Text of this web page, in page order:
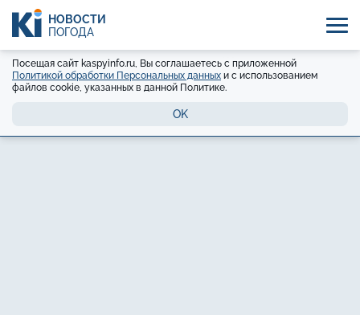
НОВОСТИ
ПОГОДА
Посещая сайт kaspyinfo.ru, Вы соглашаетесь с приложенной
Политикой обработки Персональных данных и с использованием
файлов cookie, указанных в данной Политике.
OK